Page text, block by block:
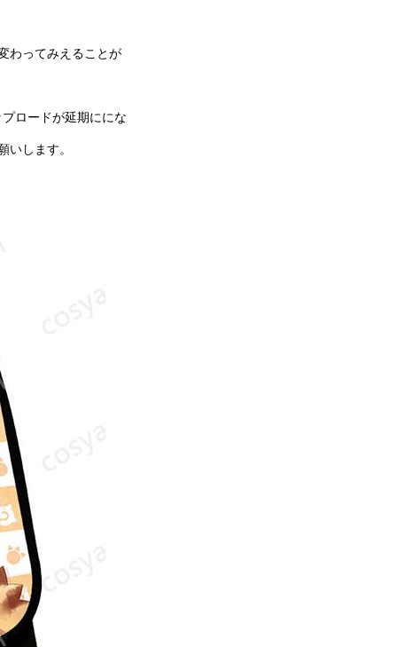
わってみえることが
ロードが延期ににな
いします。